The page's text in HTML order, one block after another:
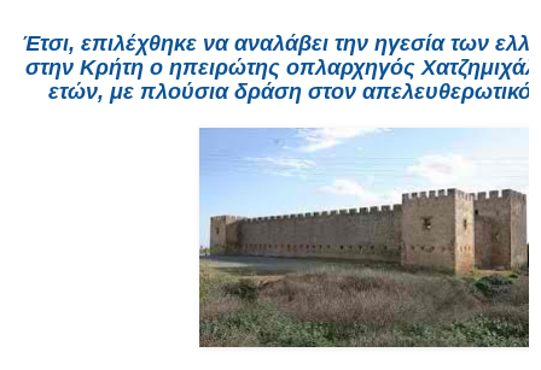
Έτσι, επιλέχθηκε να αναλάβει την ηγεσία των
στην Κρήτη ο ηπειρώτης οπλαρχηγός
ετών, με πλούσια δράση στον